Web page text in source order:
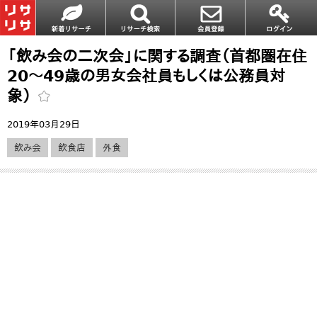
「飲み会の二次会」に関する調査（首都圏在住
20～49歳の男女会社員もしくは公務員対
象）
2019年03月29日
飲み会 飲食店 外食